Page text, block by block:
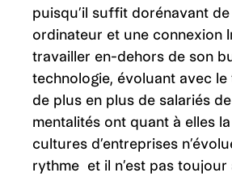
puisqu’il suffit dorénavant
ordinateur et une connexion
travailler en-dehors de son
technologie, évoluant avec le
de plus en plus de salariés
mentalités ont quant à elles
cultures d’entreprises
rythme et il n’est pas toujour